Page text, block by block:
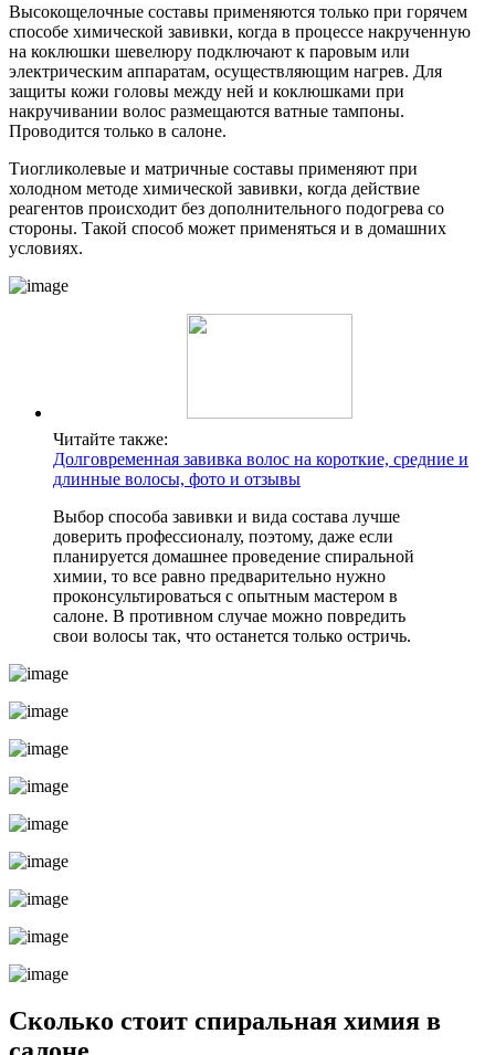
Высокощелочные составы применяются только при горячем
способе химической завивки, когда в процессе накрученную
на коклюшки шевелюру подключают к паровым или
электрическим аппаратам, осуществляющим нагрев. Для
защиты кожи головы между ней и коклюшками при
накручивании волос размещаются ватные тампоны.
Проводится только в салоне.
Тиогликолевые и матричные составы применяют при
холодном методе химической завивки, когда действие
реагентов происходит без дополнительного подогрева со
стороны. Такой способ может применяться и в домашних
условиях.
Читайте также:
Долговременная завивка волос на короткие, средние и
длинные волосы, фото и отзывы
Выбор способа завивки и вида состава лучше
доверить профессионалу, поэтому, даже если
планируется домашнее проведение спиральной
химии, то все равно предварительно нужно
проконсультироваться с опытным мастером в
салоне. В противном случае можно повредить
свои волосы так, что останется только остричь.
Сколько стоит спиральная химия в